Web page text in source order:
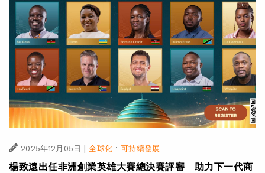
2025年12月05日 | 全球化·可持續發展
楊致遠出任非洲創業英雄大賽總決賽評審 助力下一代商